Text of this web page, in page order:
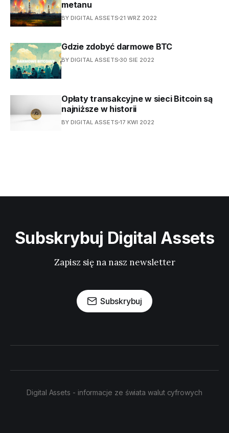
metanu
BY DIGITAL ASSETS 21 WRZ 2022
Gdzie zdobyć darmowe BTC
BY DIGITAL ASSETS 30 SIE 2022
Opłaty transakcyjne w sieci Bitcoin są
najniższe w historii
BY DIGITAL ASSETS 17 KWI 2022
Subskrybuj Digital Assets
Zapisz się na nasz newsletter
Subskrybuj
Digital Assets - informacje ze świata walut cyfrowych